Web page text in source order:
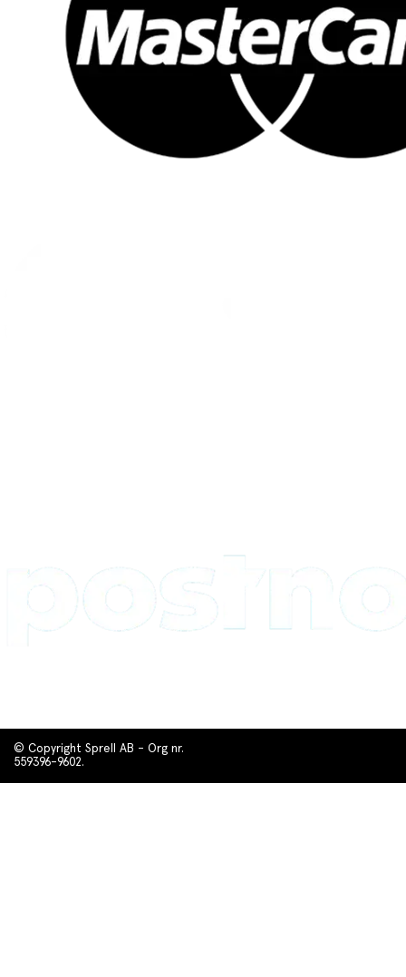
© Copyright Sprell AB - Org nr.
559396-9602.